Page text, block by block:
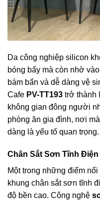
Da công nghiệp silicon
bóng bẩy mà còn nhờ
bám bẩn và dễ dàng vệ
Cafe PV-TT193 trở thành
không gian đông người
phòng ăn gia đình, nơi
dàng là yếu tố quan trọng.
Chân Sắt Sơn Tĩnh
Một trong những điểm
khung chân sắt sơn tĩnh
độ bền cao. Công nghệ